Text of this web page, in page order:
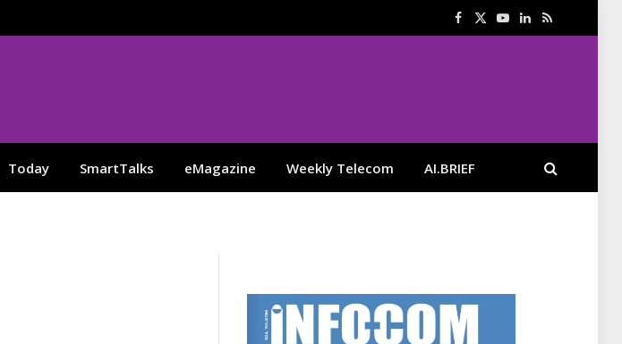
Facebook
X
YouTube
LinkedIn
RSS
Today SmartTalks eMagazine Weekly Telecom AI.BRIEF